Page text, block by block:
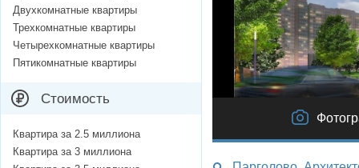
Двухкомнатные квартиры
Трехкомнатные квартиры
Четырехкомнатные квартиры
Пятикомнатные квартиры
Стоимость
Квартира за 2.5 миллиона
Квартира за 3 миллиона